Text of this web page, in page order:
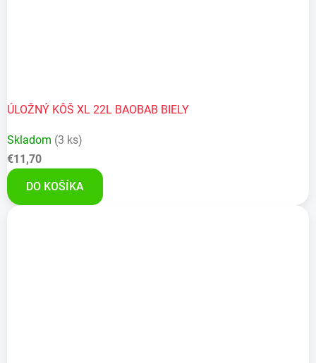
ÚLOŽNÝ KÔŠ XL 22L BAOBAB BIELY
Skladom (3 ks)
€11,70
DO KOŠÍKA